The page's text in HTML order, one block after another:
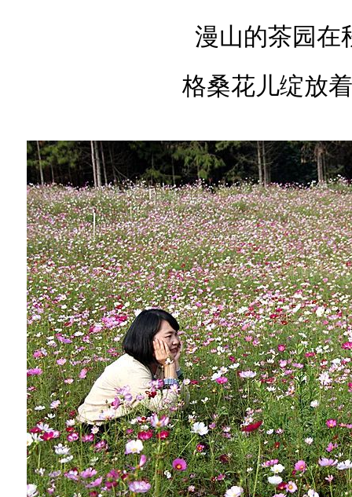
漫山的茶园在
格桑花儿绽放